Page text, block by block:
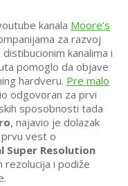
kanala Moore’s
za razvoj
kanalima i
pomoglo da objave
hardveru. Pre malo
odgovoran za prvi
sposobnosti tada
, najavio je dolazak
prvu vest o
Super Resolution
rezolucija i podiže